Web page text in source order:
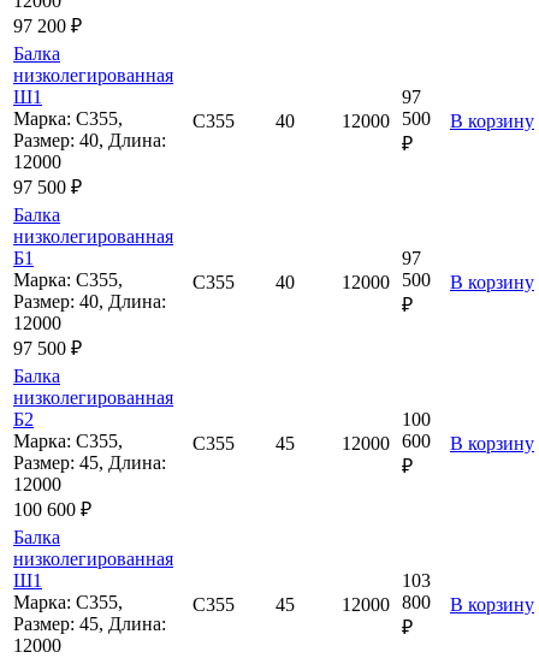
97 200 ₽
Балка
низколегированная
Ш1
Марка: С355,
Размер: 40, Длина:
12000
97 500 ₽
С355 40 12000
97
500
₽
В корзину
Балка
низколегированная
Б1
Марка: С355,
Размер: 40, Длина:
12000
97 500 ₽
С355 40 12000
97
500
₽
В корзину
Балка
низколегированная
Б2
Марка: С355,
Размер: 45, Длина:
12000
100 600 ₽
С355 45 12000
100
600
₽
В корзину
Балка
низколегированная
Ш1
Марка: С355,
Размер: 45, Длина:
12000
С355 45 12000
103
800
₽
В корзину